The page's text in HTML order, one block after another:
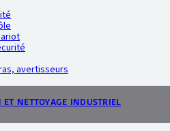
avertisseurs
ET NETTOYAGE INDUSTRIEL